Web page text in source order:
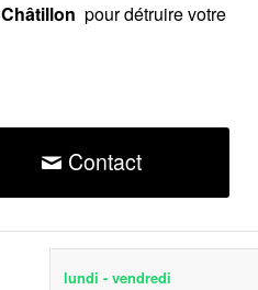
Châtillon pour détruire votre
Contact
lundi - vendredi